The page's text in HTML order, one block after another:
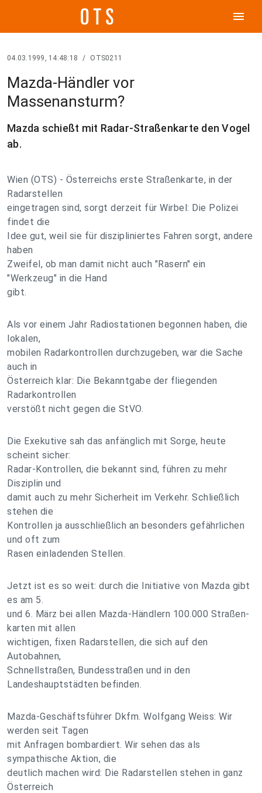
menu
04.03.1999, 14:48:18 / OTS0211
Mazda-Händler vor
Massenansturm?
Mazda schießt mit Radar-Straßenkarte den Vogel
ab.
Wien (OTS) - Österreichs erste Straßenkarte, in der
Radarstellen
eingetragen sind, sorgt derzeit für Wirbel: Die Polizei
findet die
Idee gut, weil sie für diszipliniertes Fahren sorgt, andere
haben
Zweifel, ob man damit nicht auch "Rasern" ein
"Werkzeug" in die Hand
gibt.
Als vor einem Jahr Radiostationen begonnen haben, die
lokalen,
mobilen Radarkontrollen durchzugeben, war die Sache
auch in
Österreich klar: Die Bekanntgabe der fliegenden
Radarkontrollen
verstößt nicht gegen die StVO.
Die Exekutive sah das anfänglich mit Sorge, heute
scheint sicher:
Radar-Kontrollen, die bekannt sind, führen zu mehr
Disziplin und
damit auch zu mehr Sicherheit im Verkehr. Schließlich
stehen die
Kontrollen ja ausschließlich an besonders gefährlichen
und oft zum
Rasen einladenden Stellen.
Jetzt ist es so weit: durch die Initiative von Mazda gibt
es am 5.
und 6. März bei allen Mazda-Händlern 100.000 Straßen-
karten mit allen
wichtigen, fixen Radarstellen, die sich auf den
Autobahnen,
Schnellstraßen, Bundesstraßen und in den
Landeshauptstädten befinden.
Mazda-Geschäftsführer Dkfm. Wolfgang Weiss: Wir
werden seit Tagen
mit Anfragen bombardiert. Wir sehen das als
sympathische Aktion, die
deutlich machen wird: Die Radarstellen stehen in ganz
Österreich